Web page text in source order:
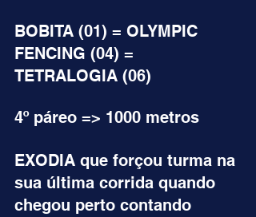
BOBITA (01) = OLYMPIC
FENCING (04) =
TETRALOGIA (06)
4º páreo => 1000 metros
EXODIA que forçou turma na
sua última corrida quando
chegou perto contando